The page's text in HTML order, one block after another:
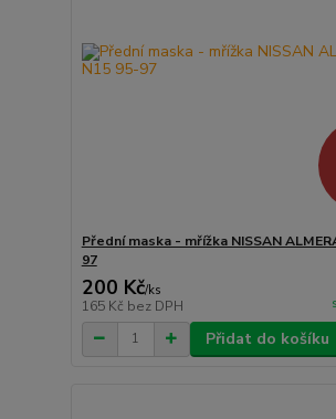
Přední maska - mřížka NISSAN
97
200 Kč/ks
165 Kč bez DPH
Přidat do košíku